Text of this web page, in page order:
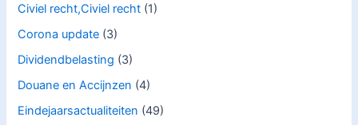
Civiel recht,Civiel recht (1)
Corona update (3)
Dividendbelasting (3)
Douane en Accijnzen (4)
Eindejaarsactualiteiten (49)